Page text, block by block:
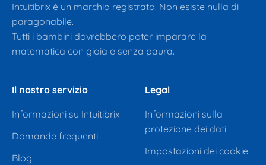
Intuitibrix è un marchio registrato. Non esiste nulla di
paragonabile.
Tutti i bambini dovrebbero poter imparare la
matematica con gioia e senza paura.
Il nostro servizio
Informazioni su Intuitibrix
Domande frequenti
Blog
Legal
Informazioni sulla
protezione dei dati
Impostazioni dei cookie